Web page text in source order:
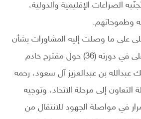
الصراعات الإقليمية والدولية،
وطموحاتهم.
على ما وصلت إليه المشاورات بشأن
تنفيذ قرار المجلس الأعلى في دورته (36) حول مقترح خادم
عبدالله بن عبدالعزيز آل سعود، رحمه
التعاون إلى مرحلة الاتحاد، وتوجيه
في مواصلة الجهود للانتقال من